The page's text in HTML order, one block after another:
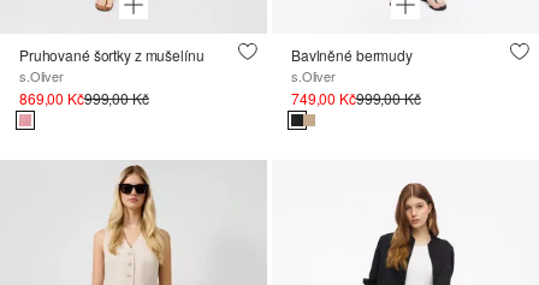
Pruhované šortky z mušelínu
s.Oliver
869,00 Kč999,00 Kč
Bavlněné bermudy
s.Oliver
749,00 Kč999,00 Kč